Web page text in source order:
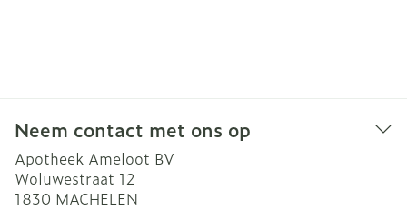
Neem contact met ons op
Apotheek Ameloot BV
Woluwestraat 12
1830 MACHELEN